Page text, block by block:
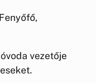
vezetője